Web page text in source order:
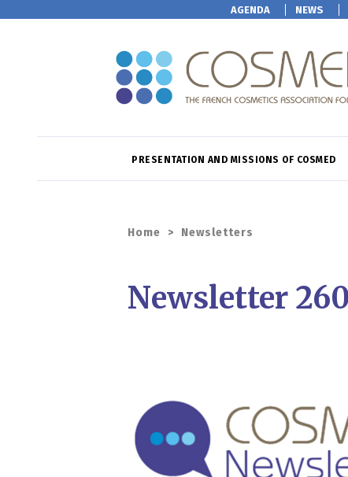
AGENDA NEWS
PRESENTATION AND MISSIONS OF COSMED
Home > Newsletters
Newsletter 260